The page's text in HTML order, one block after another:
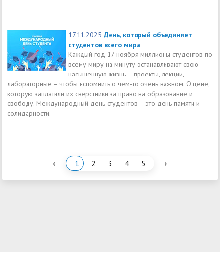
17.11.2025 День, который объединяет
студентов всего мира
Каждый год 17 ноября миллионы студентов по
всему миру на минуту останавливают свою
насыщенную жизнь – проекты, лекции,
лабораторные – чтобы вспомнить о чем-то очень важном. О цене,
которую заплатили их сверстники за право на образование и
свободу. Международный день студентов – это день памяти и
солидарности.
‹ 1 2 3 4 5 ›